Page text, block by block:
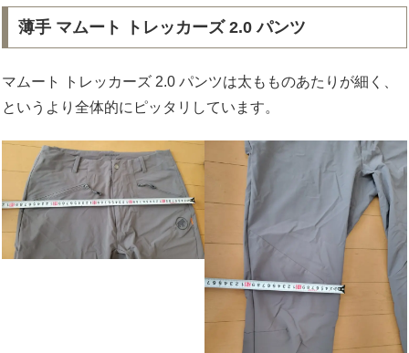
薄手 マムート トレッカーズ 2.0 パンツ
マムート トレッカーズ 2.0 パンツは太もものあたりが細く、
というより全体的にピッタリしています。